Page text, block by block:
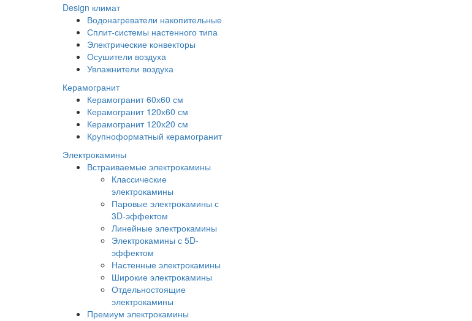
Design климат
Водонагреватели накопительные
Сплит-системы настенного типа
Электрические конвекторы
Осушители воздуха
Увлажнители воздуха
Керамогранит
Керамогранит 60х60 см
Керамогранит 120х60 см
Керамогранит 120х20 см
Крупноформатный керамогранит
Электрокамины
Встраиваемые электрокамины
Классические
электрокамины
Паровые электрокамины с
3D-эффектом
Линейные электрокамины
Электрокамины с 5D-
эффектом
Настенные электрокамины
Широкие электрокамины
Отдельностоящие
электрокамины
Премиум электрокамины